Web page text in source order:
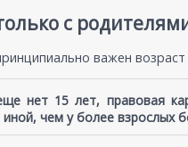
с
важен
нет 15 лет, правовая
чем у более взрослых